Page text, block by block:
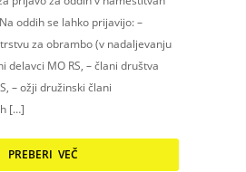
oddih se lahko prijavijo: –
za obrambo (v nadaljevanju
delavci MO RS, – člani društva
– ožji družinski člani
[…]
PREBERI VEČ